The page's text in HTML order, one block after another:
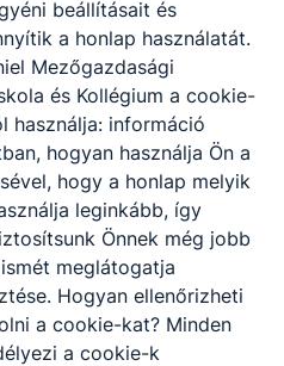
Mezőgazdasági
és
Olyan elhivatott
várjuk, akik
be tanulóink
szakmai életébe. A
jelentkezés részletei
Munkaviszony jellege
Részmunkaidő
beállításait és
a honlap használatát.
Mezőgazdasági
és Kollégium a cookie-
használja: információ
hogyan használja Ön a
hogy a honlap melyik
leginkább, így
Önnek még jobb
meglátogatja
Hogyan ellenőrizheti
a cookie-kat? Minden
a cookie-k